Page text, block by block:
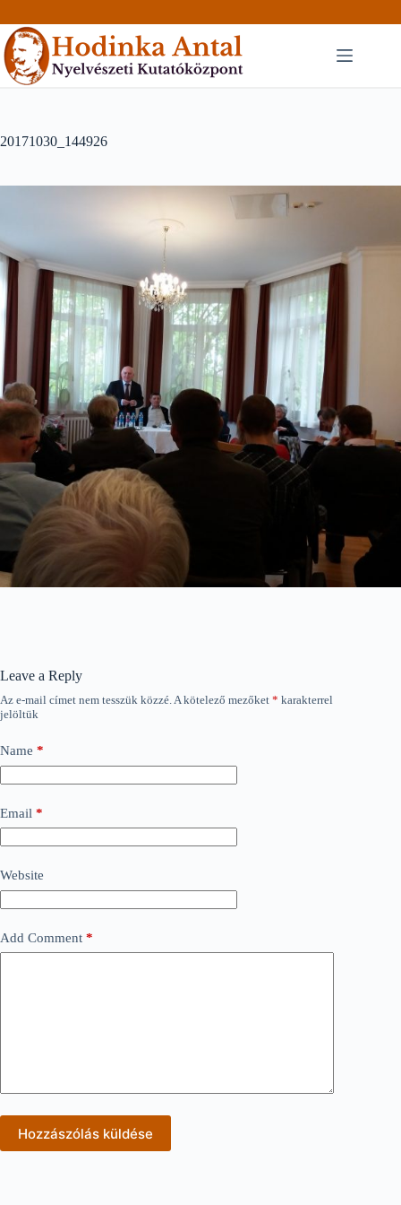
to
content
20171030_144926
Leave a Reply
Az e-mail címet nem tesszük közzé.A kötelező mezőket * karakterrel
jelöltük
Name *
Email *
Website
Add Comment *
Hozzászólás küldése